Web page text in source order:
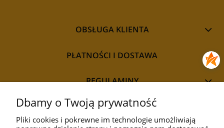
OBSŁUGA KLIENTA
PŁATNOŚCI I DOSTAWA
REGULAMINY
Dbamy o Twoją prywatność
Pliki cookies i pokrewne im technologie umożliwiają